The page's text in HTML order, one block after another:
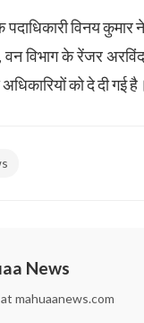
पदाधिकारी विनय
वन विभाग के रेंजर
को दे दी गई
News
mahuaanews.com